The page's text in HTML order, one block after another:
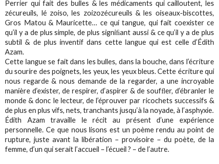
Perrier qui fait des bulles & les médicaments qui cailloutent, les
zécureuils, lé zoiso, les zoizozécureuils & les oiseaux-biscottes,
Gros Matou & Mauricette… ce qui tangue, qui fait coexister ce
qu’il y a de plus simple, de plus signiﬁant aussi & ce qu’il y a de plus
subtil & de plus inventif dans cette langue qui est celle d’Édith
Azam.
Cette langue se fait dans les bulles, dans la bouche, dans l’écriture
du sourire des poignets, les yeux, les yeux bleus. Cette écriture qui
nous regarde & nous demande de la regarder, a une incroyable
manière d’exister, de respirer, d’aspirer & de soufﬂer, d’ébranler le
monde & donc le lecteur, de l’éprouver par ricochets successifs &
de plus en plus vifs, nets, tranchants jusqu’à la noyade, à l’asphyxie.
Édith Azam travaille le récit au présent d’une expérience
personnelle. Ce que nous lisons est un poème rendu au point de
rupture, juste avant la libération – provisoire – du poète, de la
femme, d’un qui serait l’accueil – l’écueil ? – de l’autre.